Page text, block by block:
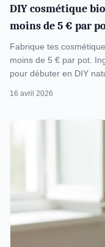
DIY cosmétique
moins de 5 € par
Fabrique tes
moins de 5 € par pot.
pour débuter en DIY
16 avril 2026